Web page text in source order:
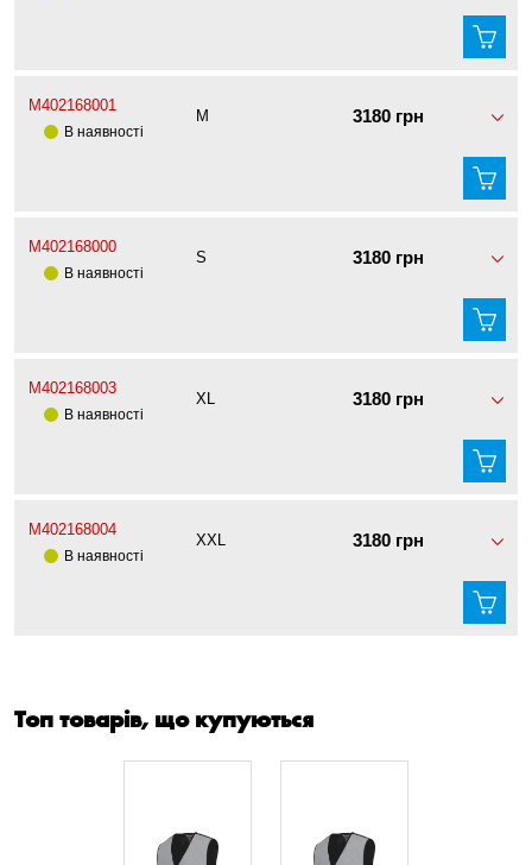
M402168001
В наявності
M 3180 грн
M402168000
В наявності
S 3180 грн
M402168003
В наявності
XL 3180 грн
M402168004
В наявності
XXL 3180 грн
Топ товарів, що купуються